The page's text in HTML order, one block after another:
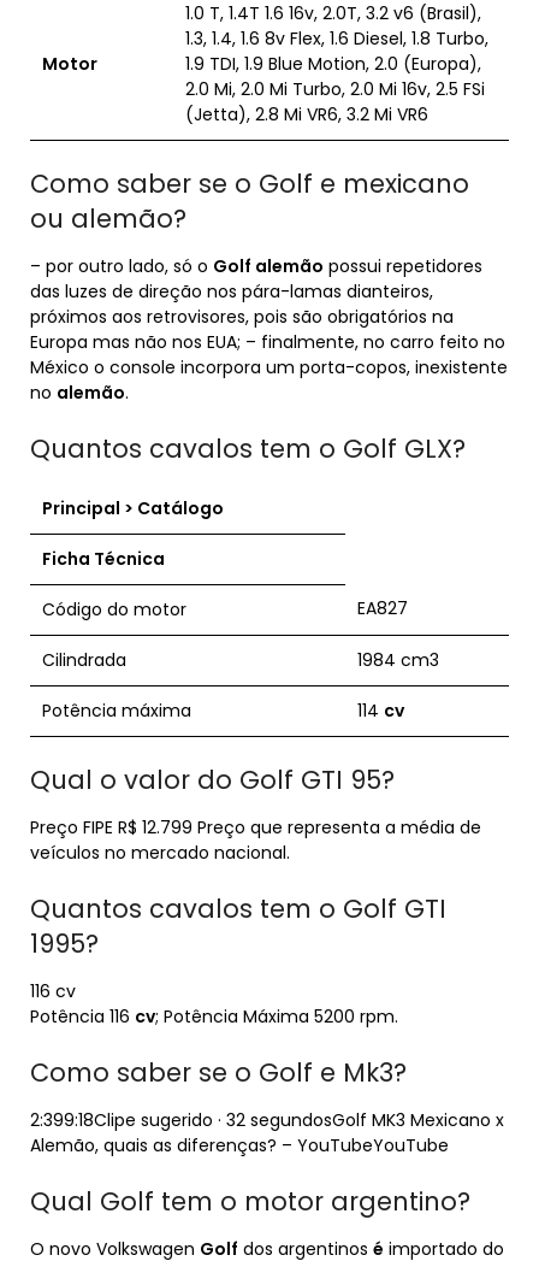
Motor
1.0 T, 1.4T 1.6 16v, 2.0T, 3.2 v6 (Brasil),
1.3, 1.4, 1.6 8v Flex, 1.6 Diesel, 1.8 Turbo,
1.9 TDI, 1.9 Blue Motion, 2.0 (Europa),
2.0 Mi, 2.0 Mi Turbo, 2.0 Mi 16v, 2.5 FSi
(Jetta), 2.8 Mi VR6, 3.2 Mi VR6
Como saber se o Golf e mexicano
ou alemão?
– por outro lado, só o Golf alemão possui repetidores
das luzes de direção nos pára-lamas dianteiros,
próximos aos retrovisores, pois são obrigatórios na
Europa mas não nos EUA; – finalmente, no carro feito no
México o console incorpora um porta-copos, inexistente
no alemão.
Quantos cavalos tem o Golf GLX?
Principal > Catálogo
Ficha Técnica
Código do motor EA827
Cilindrada 1984 cm3
Potência máxima 114 cv
Qual o valor do Golf GTI 95?
Preço FIPE R$ 12.799 Preço que representa a média de
veículos no mercado nacional.
Quantos cavalos tem o Golf GTI
1995?
116 cv
Potência 116 cv; Potência Máxima 5200 rpm.
Como saber se o Golf e Mk3?
2:399:18Clipe sugerido · 32 segundosGolf MK3 Mexicano x
Alemão, quais as diferenças? – YouTubeYouTube
Qual Golf tem o motor argentino?
O novo Volkswagen Golf dos argentinos é importado do